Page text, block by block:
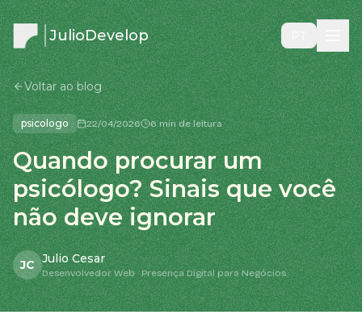
JulioDevelop
Voltar ao blog
psicologo 22/04/2026 6 min de leitura
Quando procurar um
psicólogo? Sinais que você
não deve ignorar
JC Julio Cesar
Desenvolvedor Web · Presença Digital para Negócios